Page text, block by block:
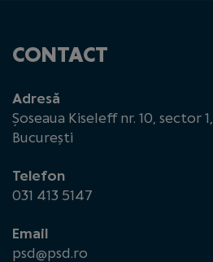
CONTACT
Adresă
Șoseaua Kiseleff nr. 10, sector 1,
București
Telefon
031 413 5147
Email
psd@psd.ro